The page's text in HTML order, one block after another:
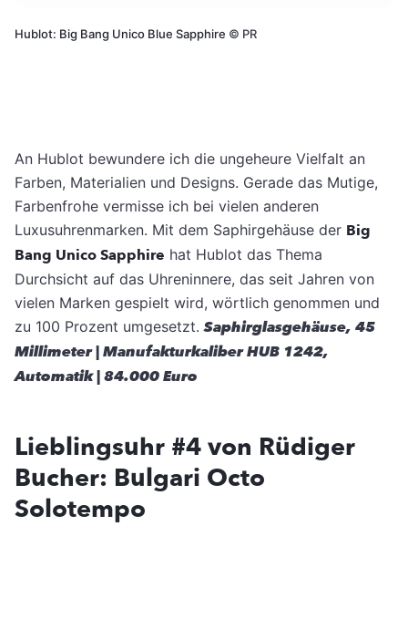
Hublot: Big Bang Unico Blue Sapphire © PR
An Hublot bewundere ich die ungeheure Vielfalt an
Farben, Materialien und Designs. Gerade das Mutige,
Farbenfrohe vermisse ich bei vielen anderen
Luxusuhrenmarken. Mit dem Saphirgehäuse der Big
Bang Unico Sapphire hat Hublot das Thema
Durchsicht auf das Uhreninnere, das seit Jahren von
vielen Marken gespielt wird, wörtlich genommen und
zu 100 Prozent umgesetzt.Saphirglasgehäuse, 45
Millimeter | Manufakturkaliber HUB 1242,
Automatik | 84.000 Euro
Lieblingsuhr #4 von Rüdiger
Bucher: Bulgari Octo
Solotempo